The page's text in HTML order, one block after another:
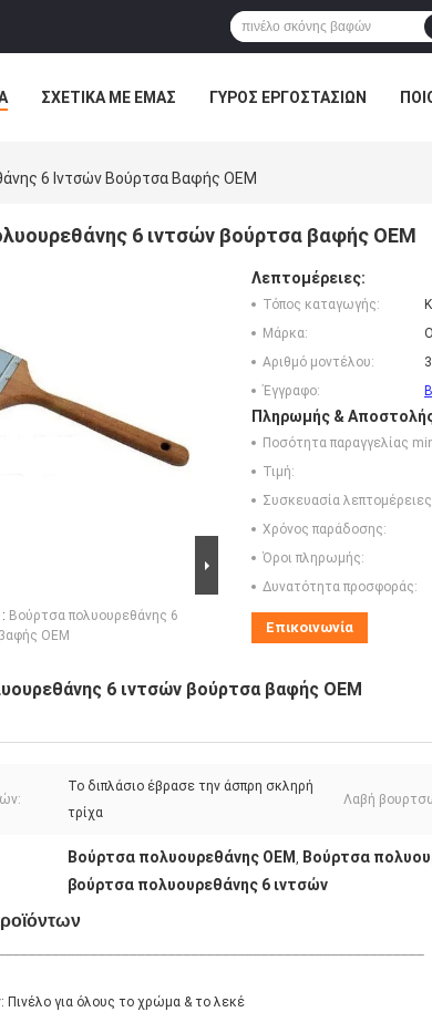
ΣΧΕΤΙΚΆ ΜΕ ΕΜΆΣ ΓΎΡΟΣ ΕΡΓΟΣΤΑΣΊΩΝ
6 Ιντσών Βούρτσα Βαφής OEM
6 ιντσών βούρτσα βαφής OEM
Βούρτσα πολυουρεθάνης 6
OEM
Λεπτομέρειες:
Τόπος καταγωγής:
Μάρκα:
Αριθμό μοντέλου:
Έγγραφο:
Πληρωμής &
Ποσότητα παραγγελίας
Τιμή:
Συσκευασία
Χρόνος παράδοσης:
Όροι πληρωμής:
Δυνατότητα προσφοράς:
Επικοινωνία
6 ιντσών βούρτσα βαφής OEM
Το διπλάσιο έβρασε την άσπρη σκληρή
τρίχα
Λαβή
Βούρτσα πολυουρεθάνης OEM , Βούρτσα
βούρτσα πολυουρεθάνης 6 ιντσών
για όλους το χρώμα & το λεκέ